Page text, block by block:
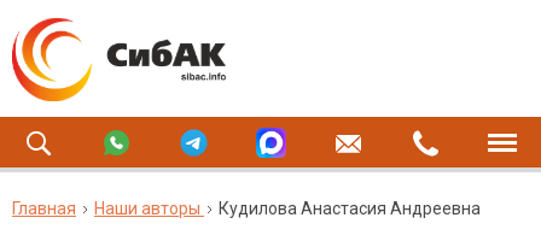
Главная Наши авторы Кудилова Анастасия Андреевна